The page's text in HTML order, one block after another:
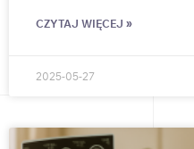
CZYTAJ WIĘCEJ »
2025-05-27